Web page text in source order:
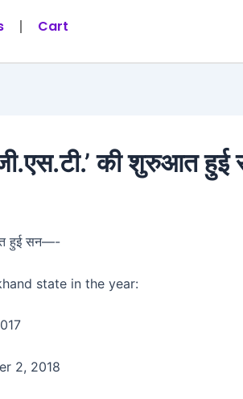
Cart
की शुरुआत
हुई सन—-
state in the year:
2, 2018